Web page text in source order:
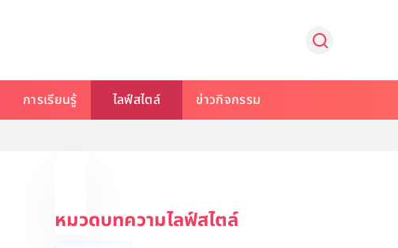
การเรียนรู้ ไลฟ์สไตล์ ข่าวกิจกรรม
หมวดบทความไลฟ์สไตล์